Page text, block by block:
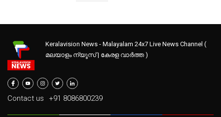
Keralavision News - Malayalam 24x7 Live News Channel (
മലയാളം ന്യൂസ് | കേരള വാർത്ത )
Contact us +91 8086800239